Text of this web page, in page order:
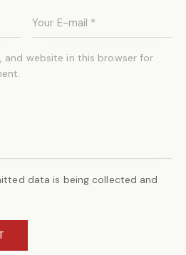
and website in this browser for
data is being collected and